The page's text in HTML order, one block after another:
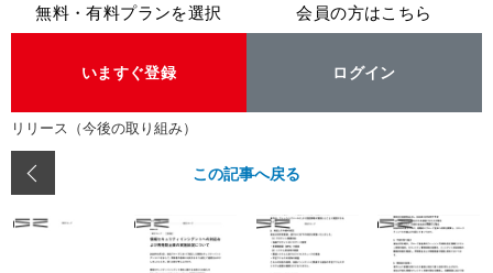
無料・有料プランを選択
いますぐ登録
会員の方はこちら
ログイン
リリース（今後の取り組み）
この記事へ戻る